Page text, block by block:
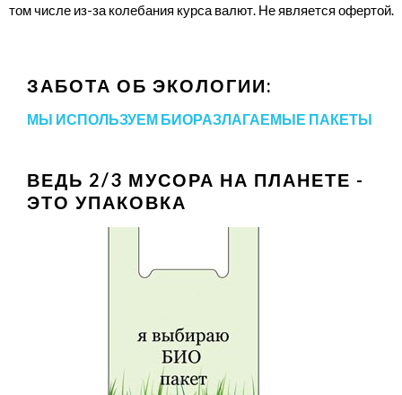
том числе из-за колебания курса валют. Не является офертой.
ЗАБОТА ОБ ЭКОЛОГИИ:
МЫ ИСПОЛЬЗУЕМ БИОРАЗЛАГАЕМЫЕ ПАКЕТЫ
ВЕДЬ 2/3 МУСОРА НА ПЛАНЕТЕ -
ЭТО УПАКОВКА